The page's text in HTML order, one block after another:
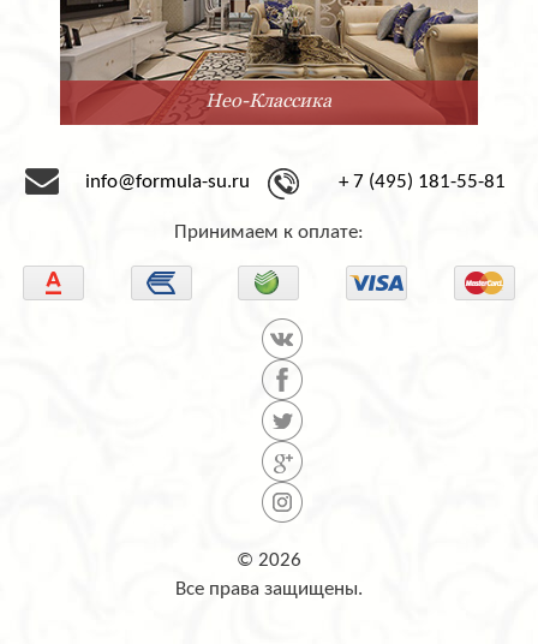
Нео-Классика
info@formula-su.ru + 7 (495) 181-55-81
Принимаем к оплате:
© 2026
Все права защищены.